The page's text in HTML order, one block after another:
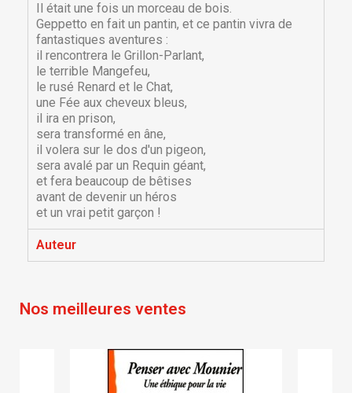
Créer une liste d'envies
Il était une fois un morceau de bois.
Geppetto en fait un pantin, et ce pantin vivra de
fantastiques aventures :
il rencontrera le Grillon-Parlant,
le terrible Mangefeu,
le rusé Renard et le Chat,
une Fée aux cheveux bleus,
il ira en prison,
sera transformé en âne,
il volera sur le dos d'un pigeon,
sera avalé par un Requin géant,
et fera beaucoup de bêtises
avant de devenir un héros
et un vrai petit garçon !
Auteur
Nos meilleures ventes